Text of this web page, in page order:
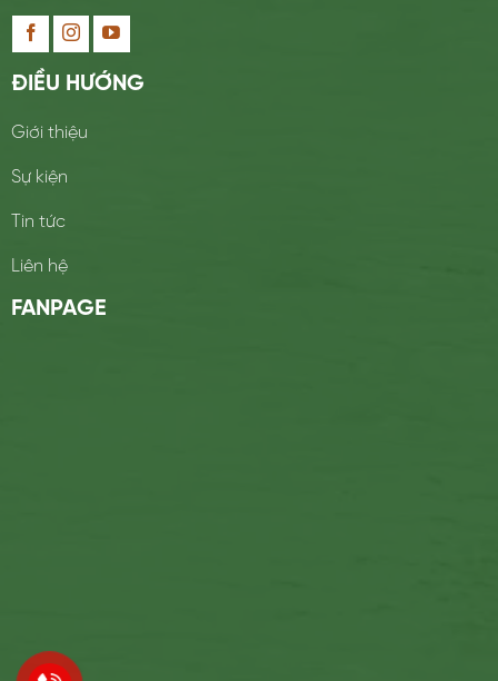
ĐIỀU HƯỚNG
Giới thiệu
Sự kiện
Tin tức
Liên hệ
FANPAGE